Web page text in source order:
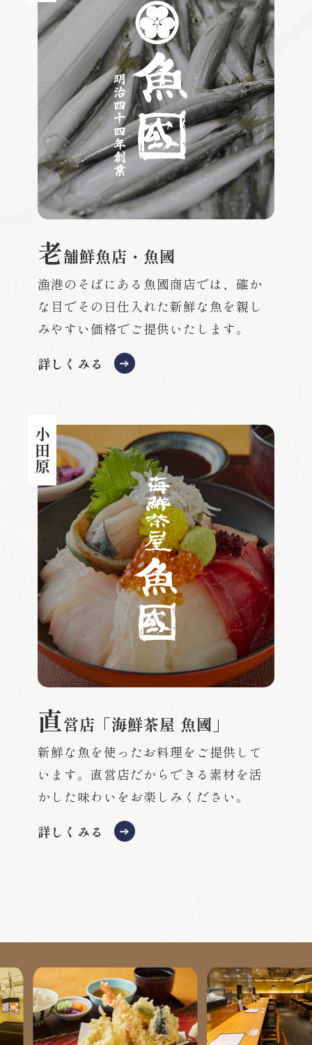
老舗鮮魚店・魚國
漁港のそばにある魚國商店では、確か
な目でその日仕入れた新鮮な魚を親し
みやすい価格でご提供いたします。
詳しくみる
小田原
直営店「海鮮茶屋 魚國」
新鮮な魚を使ったお料理をご提供して
います。直営店だからできる素材を活
かした味わいをお楽しみください。
詳しくみる